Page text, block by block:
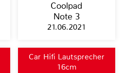
Coolpad
Note 3
21.06.2021
Car Hifi Lautsprecher
16cm